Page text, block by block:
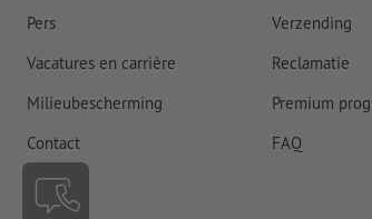
Pers
Vacatures en carrière
Milieubescherming
Contact
Verzending
Reclamatie
Premium
FAQ